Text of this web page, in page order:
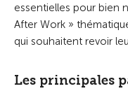
essentielles pour bien
After Work »
qui souhaitent revoir
Les principales